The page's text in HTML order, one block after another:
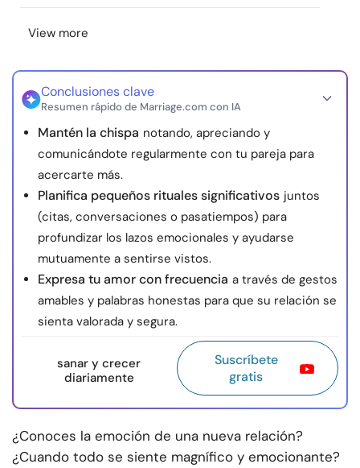
Sobre nosotros
© Copyright 2026. Todos los derechos reservados.
View more
Conclusiones clave
Resumen rápido de Marriage.com con IA
Mantén la chispa notando, apreciando y
comunicándote regularmente con tu pareja para
acercarte más.
Planifica pequeños rituales significativos juntos
(citas, conversaciones o pasatiempos) para
profundizar los lazos emocionales y ayudarse
mutuamente a sentirse vistos.
Expresa tu amor con frecuencia a través de gestos
amables y palabras honestas para que su relación se
sienta valorada y segura.
sanar y crecer
diariamente
Suscríbete
gratis
¿Conoces la emoción de una nueva relación?
¿Cuando todo se siente magnífico y emocionante?